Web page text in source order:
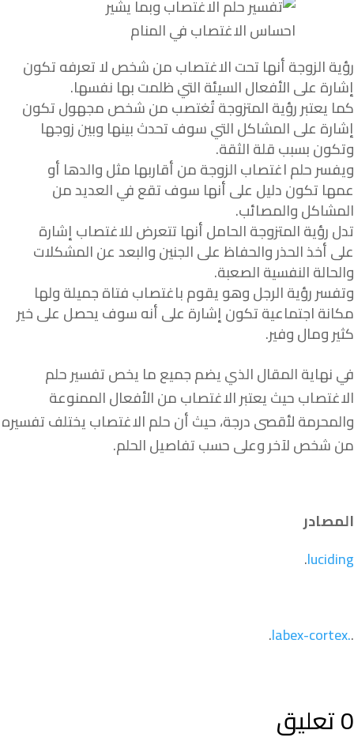
رؤية الزوجة أنها تحت الاغتصاب من شخص لا تعرفه تكون
إشارة على الأفعال السيئة التي ظلمت بها نفسها.
كما يعتبر رؤية المتزوجة تُغتصب من شخص مجهول تكون
إشارة على المشاكل التي سوف تحدث بينها وبين زوجها
وتكون بسبب قلة الثقة.
ويفسر حلم اغتصاب الزوجة من أقاربها مثل والدها أو
عمها تكون دليل على أنها سوف تقع في العديد من
المشاكل والمصائب.
تدل رؤية المتزوجة الحامل أنها تتعرض للاغتصاب إشارة
على أخذ الحذر والحفاظ على الجنين والبعد عن المشكلات
والحالة النفسية الصعبة.
وتفسر رؤية الرجل وهو يقوم باغتصاب فتاة جميلة ولها
مكانة اجتماعية تكون إشارة على أنه سوف يحصل على خير
كثير ومال وفير.
في نهاية المقال الذي يضم جميع ما يخص تفسير حلم
الاغتصاب حيث يعتبر الاغتصاب من الأفعال الممنوعة
والمحرمة لأقصى درجة، حيث أن حلم الاغتصاب يختلف تفسيره
من شخص لآخر وعلى حسب تفاصيل الحلم.
المصادر
luciding
.
.
.labex-cortex
.
0 تعليق